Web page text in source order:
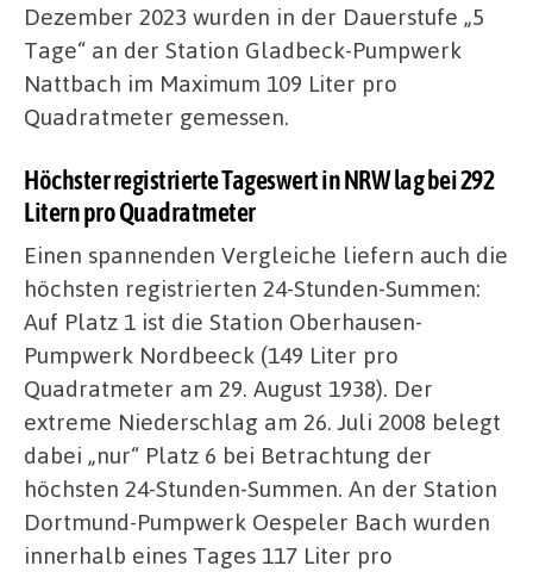
Dezember 2023 wurden in der Dauerstufe „5
Tage“ an der Station Gladbeck-Pumpwerk
Nattbach im Maximum 109 Liter pro
Quadratmeter gemessen.
Höchster registrierte Tageswert in NRW lag bei 292
Litern pro Quadratmeter
Einen spannenden Vergleiche liefern auch die
höchsten registrierten 24-Stunden-Summen:
Auf Platz 1 ist die Station Oberhausen-
Pumpwerk Nordbeeck (149 Liter pro
Quadratmeter am 29. August 1938). Der
extreme Niederschlag am 26. Juli 2008 belegt
dabei „nur“ Platz 6 bei Betrachtung der
höchsten 24-Stunden-Summen. An der Station
Dortmund-Pumpwerk Oespeler Bach wurden
innerhalb eines Tages 117 Liter pro